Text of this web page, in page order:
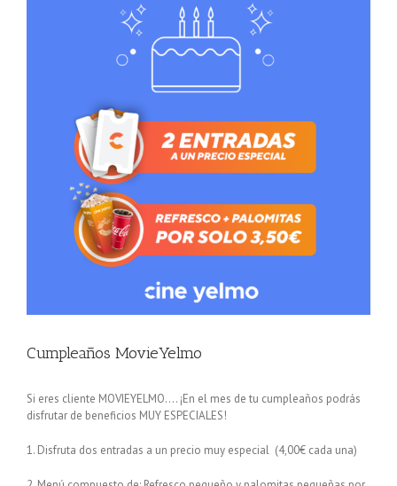
Cumpleaños MovieYelmo
Si eres cliente MOVIEYELMO…. ¡En el mes de tu cumpleaños podrás
disfrutar de beneficios MUY ESPECIALES!
1. Disfruta dos entradas a un precio muy especial (4,00€ cada una)